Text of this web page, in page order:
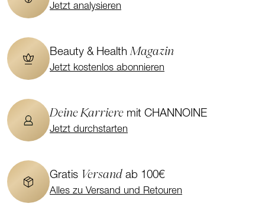
Jetzt analysieren
Beauty & HealthMagazin
Jetzt kostenlos abonnieren
Deine Karriere mit CHANNOINE
Jetzt durchstarten
Gratis Versand ab 100€
Alles zu Versand und Retouren